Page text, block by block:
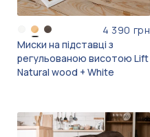
4 390 грн
Миски на підставці з
регульованою висотою Lift
Natural wood + White